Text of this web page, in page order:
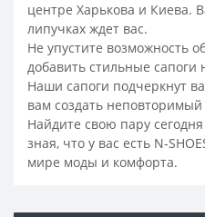
Замшевые ботинки женские
Модные женские черные
Модные женские ботинки
Ботинки без шнурков
Женские ботинки на
Ботинки черные женские на
центре Харькова и Киева.
липучках ждет вас.
Не упустите возможность
добавить стильные сапоги
Наши сапоги подчеркнут
вам создать неповторимый
Найдите свою пару
зная, что у вас есть N-
мире моды и комфорта.